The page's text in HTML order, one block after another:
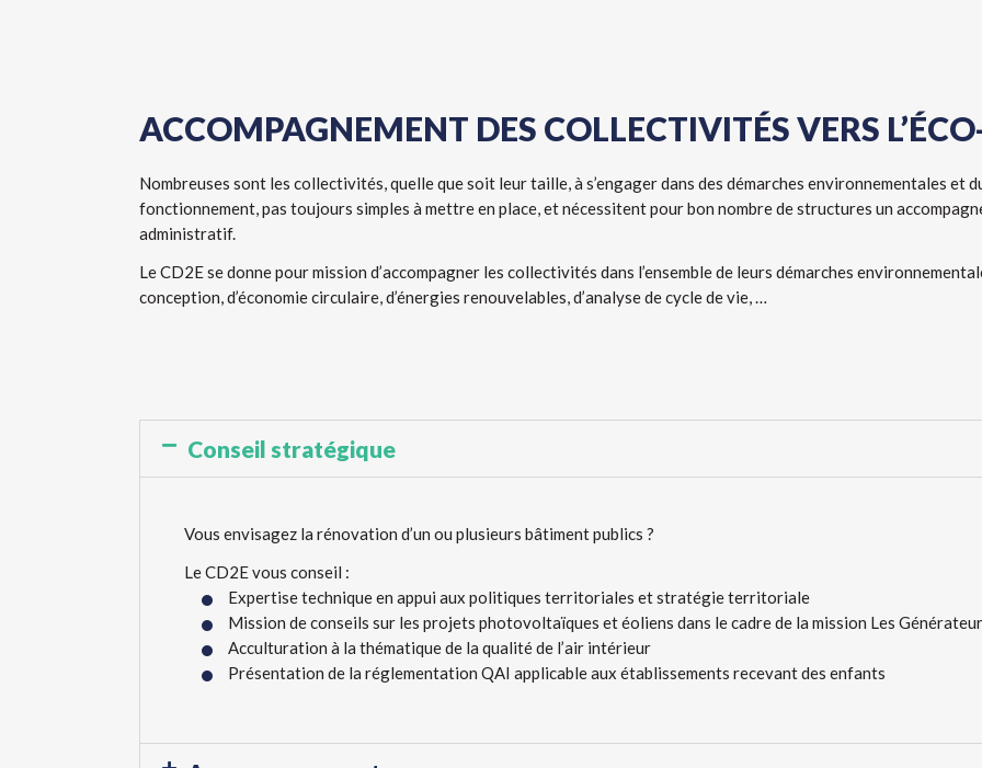
ACCOMPAGNEMENT DES COLLECTIVITÉS VERS
Nombreuses sont les collectivités, quelle que soit leur taille, à s’engager dans des démarches environnementales et
fonctionnement, pas toujours simples à mettre en place, et nécessitent pour bon nombre de structures un
administratif.
Le CD2E se donne pour mission d’accompagner les collectivités dans l’ensemble de leurs démarches
conception, d’économie circulaire, d’énergies renouvelables, d’analyse de cycle de vie, …
Conseil stratégique
Vous envisagez la rénovation d’un ou plusieurs bâtiment publics ?
Le CD2E vous conseil :
Expertise technique en appui aux politiques territoriales et stratégie territoriale
Mission de conseils sur les projets photovoltaïques et éoliens dans le cadre de la mission Les
Acculturation à la thématique de la qualité de l’air intérieur
Présentation de la réglementation QAI applicable aux établissements recevant des enfants